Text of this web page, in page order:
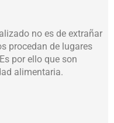
no es de extrañar
procedan de lugares
por ello que son
alimentaria.